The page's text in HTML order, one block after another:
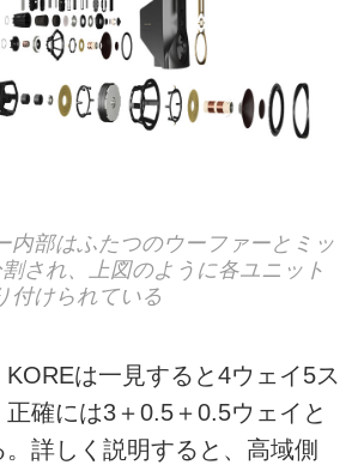
内部はふたつのウーファーとミッ
され、上図のように各ユニット
付けられている
は一見すると4ウェイ5ス
確には3＋0.5＋0.5ウェイと
詳しく説明すると、高域側